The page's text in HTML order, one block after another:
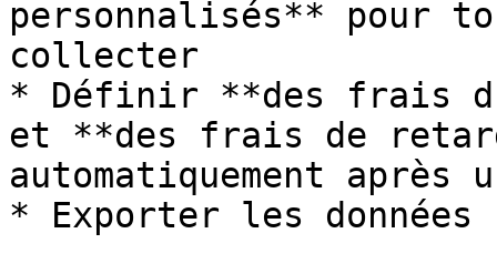
personnalisés** pour
collecter
* Définir **des frais
et **des frais de
automatiquement
* Exporter les données